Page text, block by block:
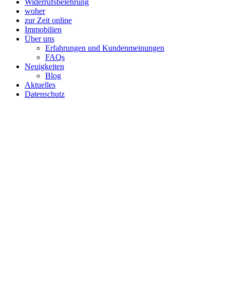
Widerrufsbelehrung
woher
zur Zeit online
Immobilien
Über uns
Erfahrungen und Kundenmeinungen
FAQs
Neuigkeiten
Blog
Aktuelles
Datenschutz